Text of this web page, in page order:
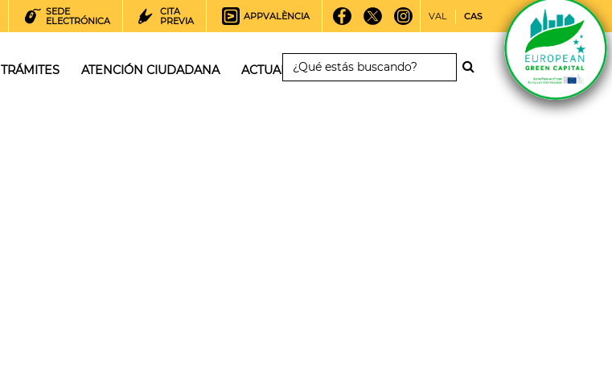
SEDE
ELECTRÓNICA
CITA
PREVIA
APPVALÈNCIA VAL CAS
TRÁMITES ATENCIÓN CIUDADANA ACTUALIDAD